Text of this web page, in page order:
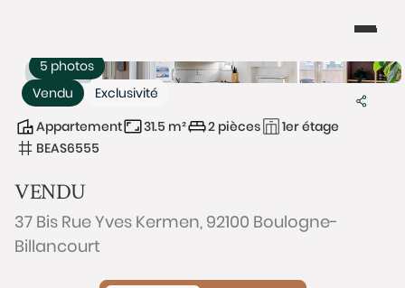
Vendu Exclusivité
5 photos
Appartement 31.5 m² 2 pièces
1er étage
BEAS6555
VENDU
37 Bis Rue Yves Kermen, 92100 Boulogne-
Billancourt